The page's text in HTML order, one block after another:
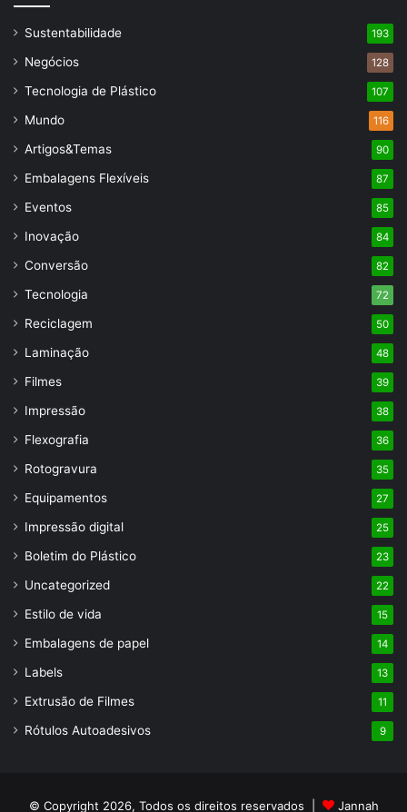
Sustentabilidade 193
Negócios 128
Tecnologia de Plástico 107
Mundo 116
Artigos&Temas 90
Embalagens Flexíveis 87
Eventos 85
Inovação 84
Conversão 82
Tecnologia 72
Reciclagem 50
Laminação 48
Filmes 39
Impressão 38
Flexografia 36
Rotogravura 35
Equipamentos 27
Impressão digital 25
Boletim do Plástico 23
Uncategorized 22
Estilo de vida 15
Embalagens de papel 14
Labels 13
Extrusão de Filmes 11
Rótulos Autoadesivos 9
© Copyright 2026, Todos os direitos reservados | Jannah